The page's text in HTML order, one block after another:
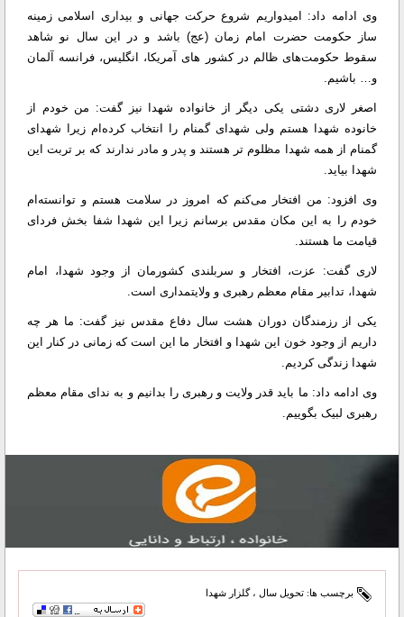
وی ادامه داد: امیدواریم شروع حرکت جهانی و بیداری اسلامی زمینه
ساز حکومت حضرت امام زمان (عج) باشد و در این سال نو شاهد
سقوط حکومت‌های ظالم در کشور های آمریکا، انگلیس، فرانسه آلمان
و… باشیم.
اصغر لاری دشتی یکی دیگر از خانواده شهدا نیز گفت: من خودم از
خانوده شهدا هستم ولی شهدای گمنام را انتخاب کرده‌ام زیرا شهدای
گمنام از همه شهدا مظلوم تر هستند و پدر و مادر ندارند که بر تربت این
شهدا بیاید.
وی افزود: من افتخار می‌کنم که امروز در سلامت هستم و توانسته‌ام
خودم را به این مکان مقدس برسانم زیرا این شهدا شفا بخش فردای
قیامت ما هستند.
لاری گفت: عزت، افتخار و سربلندی کشورمان از وجود شهدا، امام
شهدا، تدابیر مقام معظم رهبری و ولایتمداری است.
یکی از رزمندگان دوران هشت سال دفاع مقدس نیز گفت: ما هر چه
داریم از وجود خون این شهدا و افتخار ما این است که زمانی در کنار این
شهدا زندگی کردیم.
وی ادامه داد: ما باید قدر ولایت و رهبری را بدانیم و به ندای مقام معظم
رهبری لبیک بگوییم.
برچسب ها: تحویل سال ،گلزار شهدا